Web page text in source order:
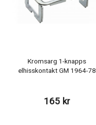
Kromsarg 1-knapps
elhisskontakt GM 1964-78
165 kr